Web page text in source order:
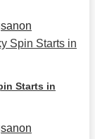
Starts in